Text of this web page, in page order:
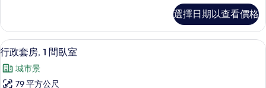
片
情
間
臥
室
的
所
開
放
式
套
房,
選擇日期以查看價格
顯
示
行
行政套房, 1 間臥室 | 高級寢具、舒適
8
行政套房, 1 間臥室
城市景
79 平方公尺